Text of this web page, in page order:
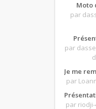
Moto
par
par
par
par